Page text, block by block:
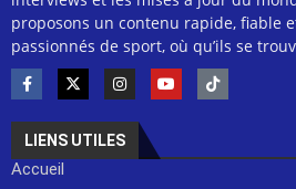
proposons un contenu rapide, fiable
passionnés de sport, où qu’ils se
LIENS UTILES
Accueil